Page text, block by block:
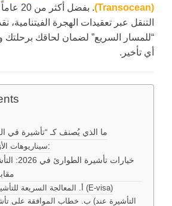
(Transocean)
. بفضل
التنقل عبر تعقيدات الهجرة الفيتنامية،
“للمسار السريع” لضمان لحاقك برحلتك
أي تأخير.
1. ما الذي يُصنف كـ “تأشيرة في
سيناريوهات الأزمات الشائعة:
أ. المعالجة السريعة للتأشيرة الإلكترونية (E-visa)
ب. خطاب الموافقة على تأشيرة